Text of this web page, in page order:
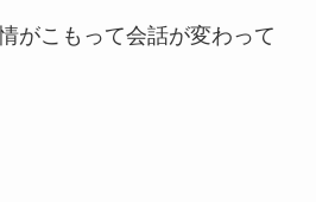
がこもって会話が変わって